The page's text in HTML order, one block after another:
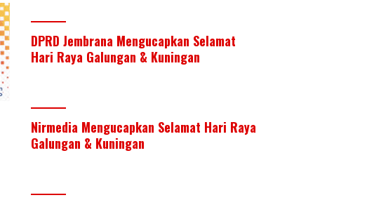
DPRD Jembrana Mengucapkan Selamat
Hari Raya Galungan & Kuningan
Nirmedia Mengucapkan Selamat Hari Raya
Galungan & Kuningan